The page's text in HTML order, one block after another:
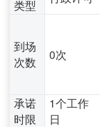
类型
到场
次数
0次
承诺
时限
1个工作
日